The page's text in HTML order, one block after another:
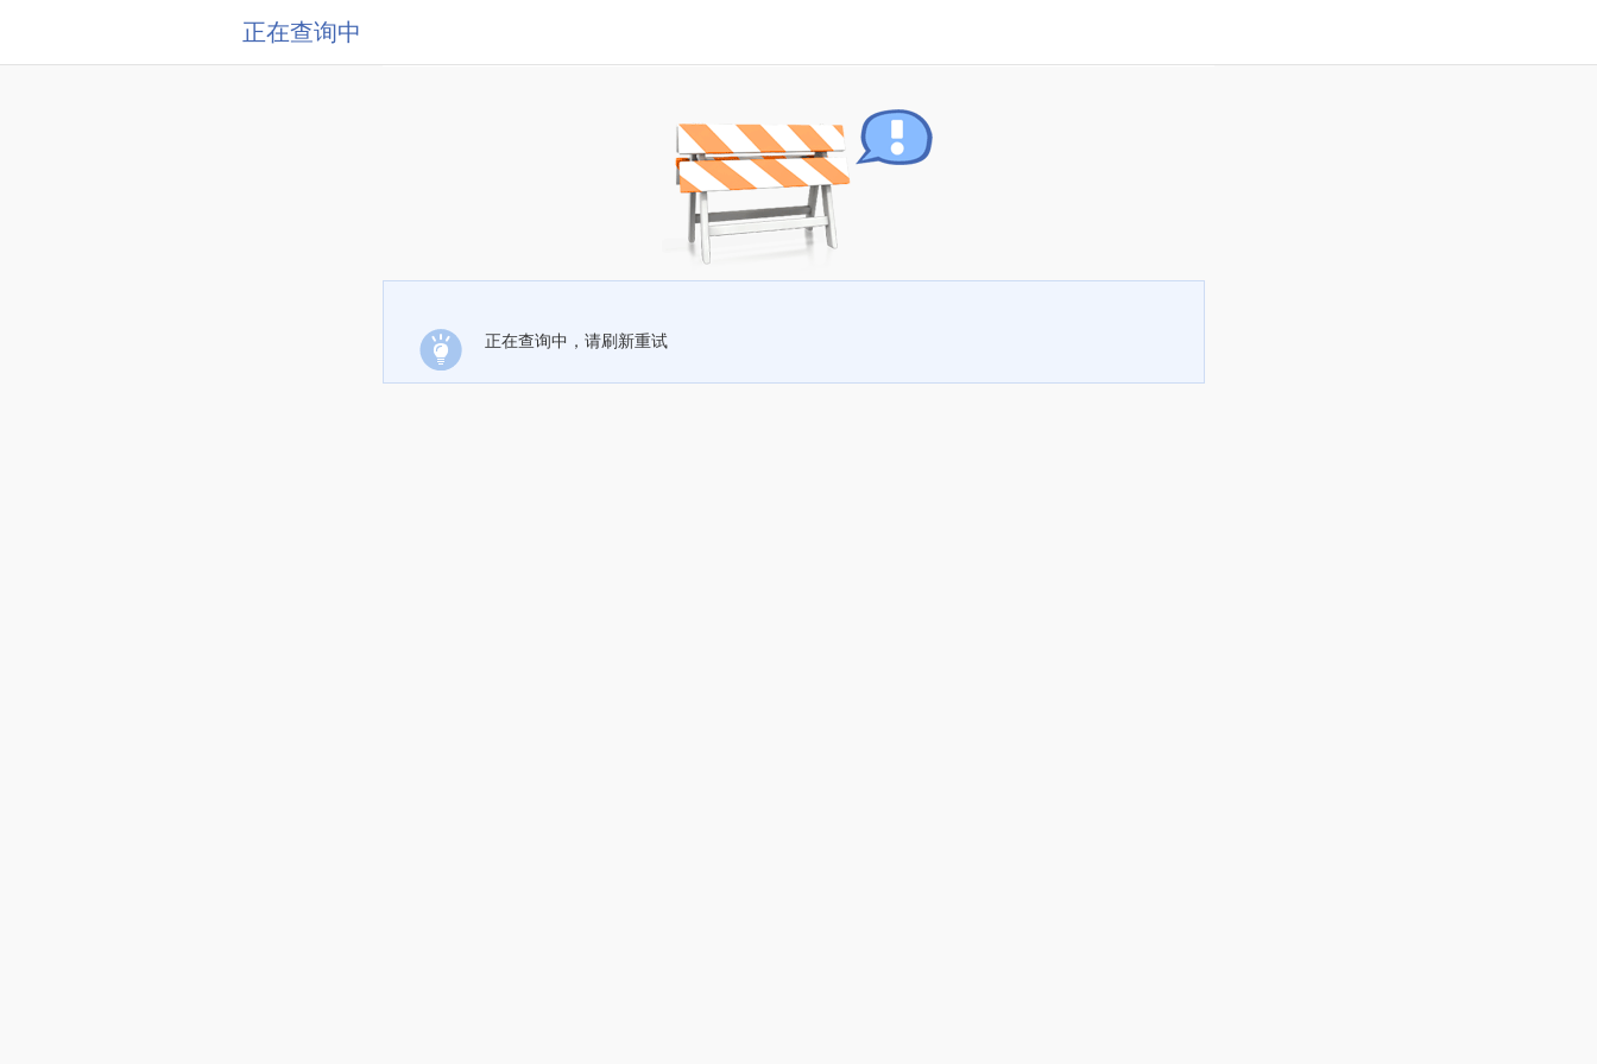
正在查询中
正在查询中，请刷新重试